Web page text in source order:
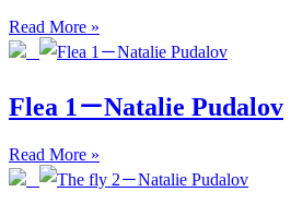
Read More »
Flea 1－Natalie Pudalov
Read More »